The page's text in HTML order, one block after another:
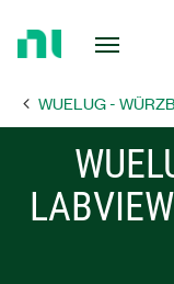
PageWUELUG -